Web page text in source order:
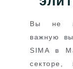
Вы не
важную
SIMA в
секторе,